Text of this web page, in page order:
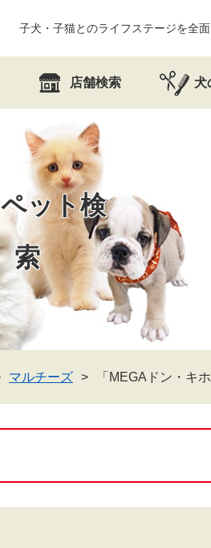
子犬・子猫とのライフステージを全
店舗検索 犬
ペット検
索
マルチーズ 「MEGAドン・キ